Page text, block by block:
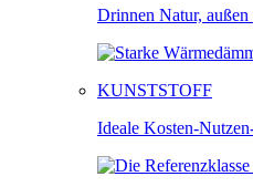
Drinnen Natur,
KUNSTSTOFF
Ideale Kosten-